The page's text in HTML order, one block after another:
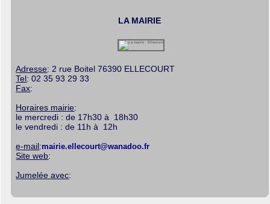
LA MAIRIE
Adresse: 2 rue Boitel 76390 ELLECOURT
Tel: 02 35 93 29 33
Fax:
Horaires mairie:
le mercredi : de 17h30 à 18h30
le vendredi : de 11h à 12h
e-mail:mairie.ellecourt@wanadoo.fr
Site web:
Jumelée avec: